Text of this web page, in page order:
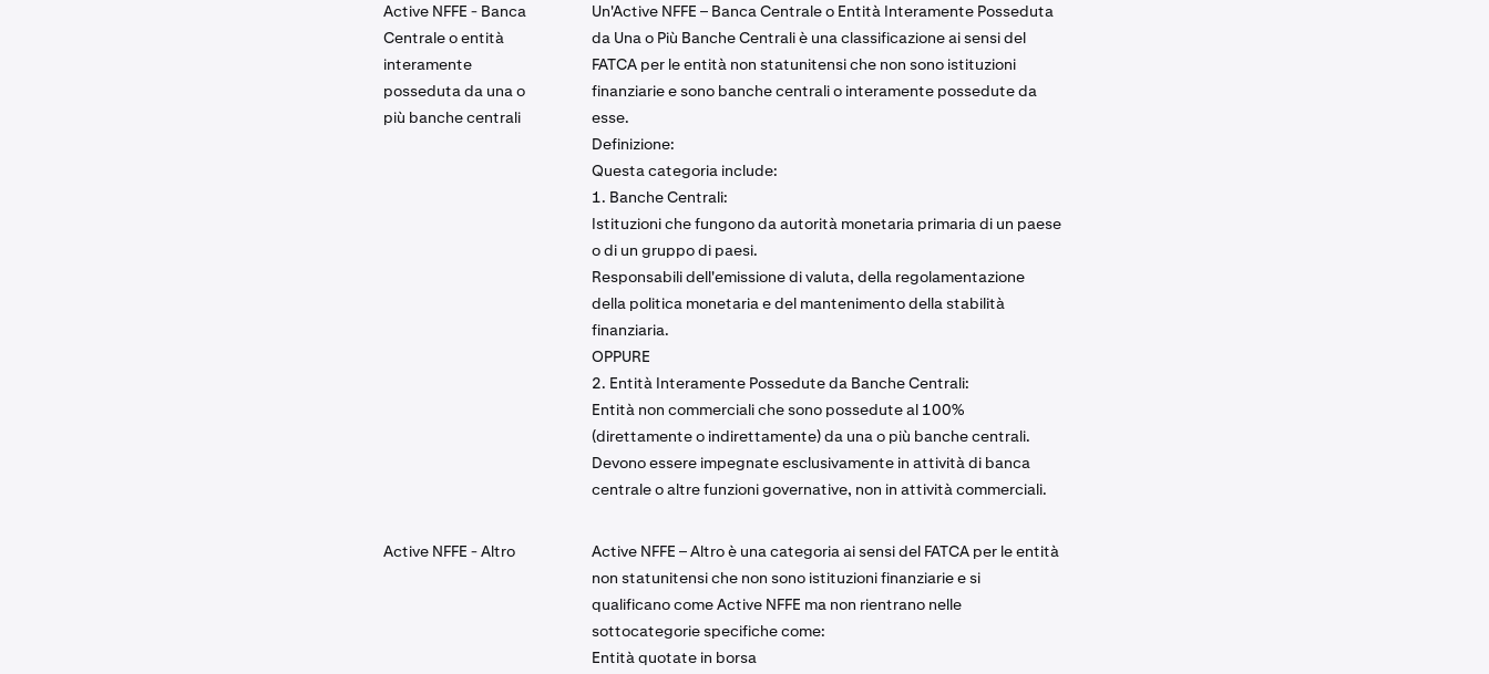
Active NFFE - Banca
Centrale o entità
interamente
posseduta da una o
più banche centrali
Un'Active NFFE – Banca Centrale o Entità Interamente Posseduta
da Una o Più Banche Centrali è una classificazione ai sensi del
FATCA per le entità non statunitensi che non sono istituzioni
finanziarie e sono banche centrali o interamente possedute da
esse.
Definizione:
Questa categoria include:
1. Banche Centrali:
Istituzioni che fungono da autorità monetaria primaria di un paese
o di un gruppo di paesi.
Responsabili dell'emissione di valuta, della regolamentazione
della politica monetaria e del mantenimento della stabilità
finanziaria.
OPPURE
2. Entità Interamente Possedute da Banche Centrali:
Entità non commerciali che sono possedute al 100%
(direttamente o indirettamente) da una o più banche centrali.
Devono essere impegnate esclusivamente in attività di banca
centrale o altre funzioni governative, non in attività commerciali.
Active NFFE - Altro
Active NFFE – Altro è una categoria ai sensi del FATCA per le entità
non statunitensi che non sono istituzioni finanziarie e si
qualificano come Active NFFE ma non rientrano nelle
sottocategorie specifiche come:
Entità quotate in borsa